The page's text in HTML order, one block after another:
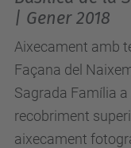
| Gener 2018
Aixecament amb
Façana del
Sagrada Família
recobriment
aixecament